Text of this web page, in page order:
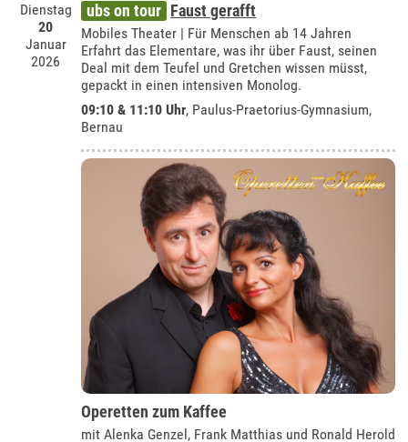
Dienstag
20
Januar
2026
ubs on tour Faust gerafft
Mobiles Theater | Für Menschen ab 14 Jahren
Erfahrt das Elementare, was ihr über Faust, seinen
Deal mit dem Teufel und Gretchen wissen müsst,
gepackt in einen intensiven Monolog.
09:10 & 11:10 Uhr, Paulus-Praetorius-Gymnasium,
Bernau
Operetten zum Kaffee
mit Alenka Genzel, Frank Matthias und Ronald Herold